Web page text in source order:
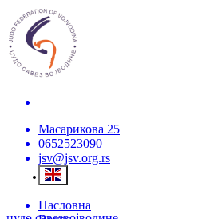
Масарикова 25
0652523090
jsv@jsv.org.rs
Насловна